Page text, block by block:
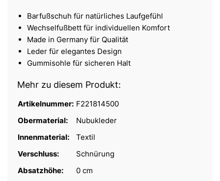
Barfußschuh für natürliches Laufgefühl
Wechselfußbett für individuellen Komfort
Made in Germany für Qualität
Leder für elegantes Design
Gummisohle für sicheren Halt
Mehr zu diesem Produkt:
Artikelnummer: F221814500
Obermaterial:
Nubukleder
Innenmaterial:
Textil
Verschluss:
Schnürung
Absatzhöhe:
0 cm